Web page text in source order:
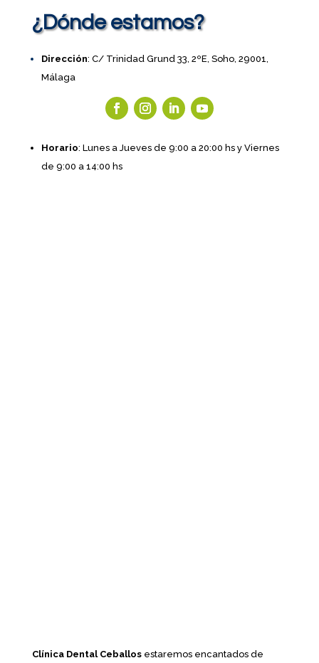
¿Dónde estamos?
Dirección: C/ Trinidad Grund 33, 2ºE, Soho, 29001,
Málaga
Horario: Lunes a Jueves de 9:00 a 20:00 hs y Viernes
de 9:00 a 14:00 hs
Clínica Dental Ceballosestaremos encantados de